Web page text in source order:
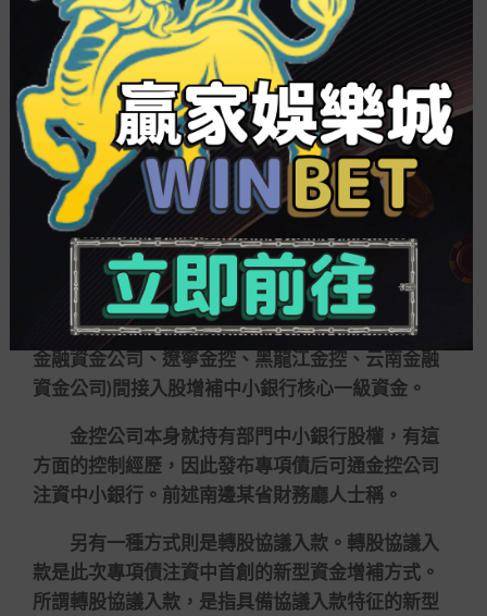
發債資歷。
因此，實踐中專項債注資中小行以金控公司間
接入股、認購轉股協議入款兩種方式為主。采用間
接入股注資的省份共有6個，采用認購轉股協議入款
注資的省份共有15個，此中黑龍江是唯一一個采用
兩種方式注資的省份。
所謂間接入股是指財務部分發布專項債后，通
過場所金控平臺向中小銀行注資。廣東、山西、浙
江、遼寧、黑龍江、云南采取的間接入股模式，通
過實施主體(差別是廣東粵財控股、山西金控、溫州
金融資金公司、遼寧金控、黑龍江金控、云南金融
資金公司)間接入股增補中小銀行核心一級資金。
金控公司本身就持有部門中小銀行股權，有這
方面的控制經歷，因此發布專項債后可通金控公司
注資中小銀行。前述南邊某省財務廳人士稱。
另有一種方式則是轉股協議入款。轉股協議入
款是此次專項債注資中首創的新型資金增補方式。
所謂轉股協議入款，是指具備協議入款特征的新型